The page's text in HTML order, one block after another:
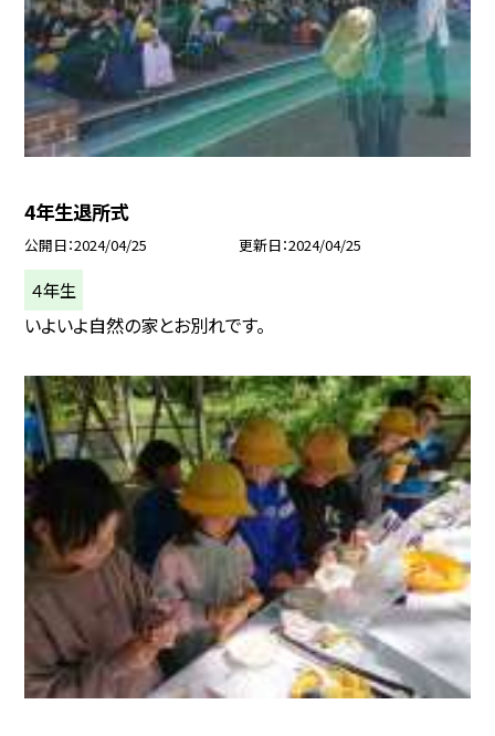
4年生退所式
公開日 2024/04/25 更新日 2024/04/25
４年生
いよいよ自然の家とお別れです。